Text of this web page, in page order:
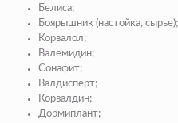
Белиса;
Боярышник (настойка, сырье);
Корвалол;
Валемидин;
Сонафит;
Валдисперт;
Корвалдин;
Дормиплант;